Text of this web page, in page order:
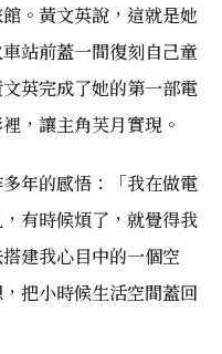
。黃文英說，這就是她
站前蓋一間復刻自己童
英完成了她的第一部電
，讓主角芙月實現。
年的感悟：「我在做電
有時候煩了，就覺得我
建我心目中的一個空
把小時候生活空間蓋回